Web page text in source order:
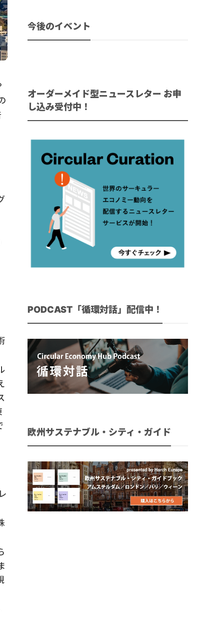
今後のイベント
オーダーメイド型ニュースレター お申
し込み受付中！
PODCAST「循環対話」配信中！
欧州サステナブル・シティ・ガイド